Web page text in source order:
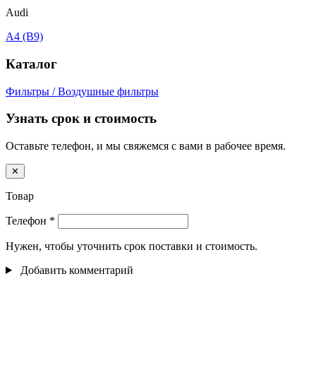
Audi
A4 (B9)
Каталог
Фильтры / Воздушные фильтры
Узнать срок и стоимость
Оставьте телефон, и мы свяжемся с вами в рабочее время.
✕
Товар
Телефон *
Нужен, чтобы уточнить срок поставки и стоимость.
Добавить комментарий